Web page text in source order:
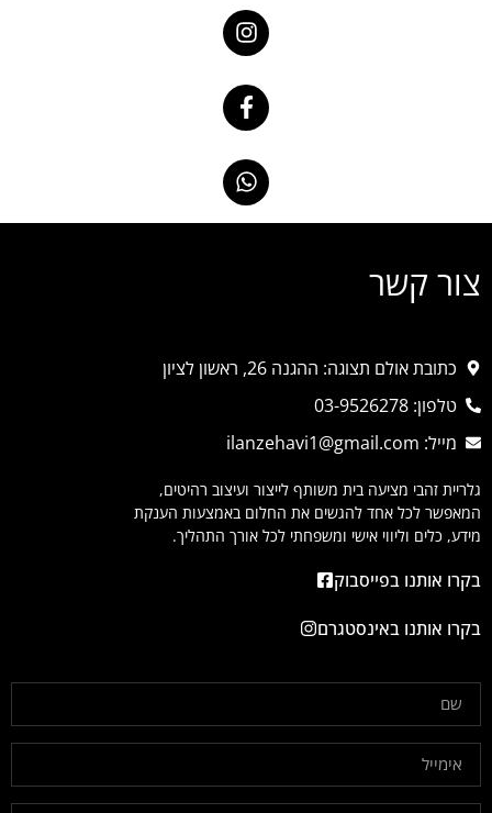
צור קשר
כתובת אולם תצוגה: ההגנה 26, ראשון לציון
טלפון: 03-9526278
מייל: ilanzehavi1@gmail.com
גלריית זהבי מציעה בית משותף לייצור ועיצוב רהיטים,
המאפשר לכל אחד להגשים את החלום באמצעות הענקת
מידע, כלים וליווי אישי ומשפחתי לכל אורך התהליך.
בקרו אותנו בפייסבוק
בקרו אותנו באינסטגרם